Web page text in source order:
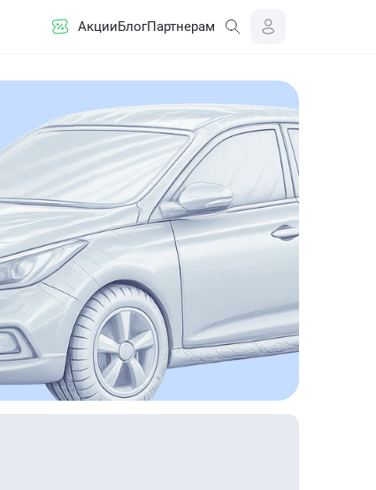
АкцииБлогПартнерам